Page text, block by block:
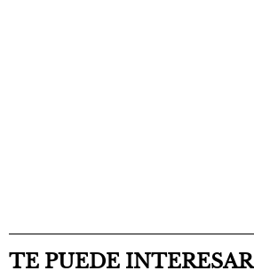
TE PUEDE INTERESAR